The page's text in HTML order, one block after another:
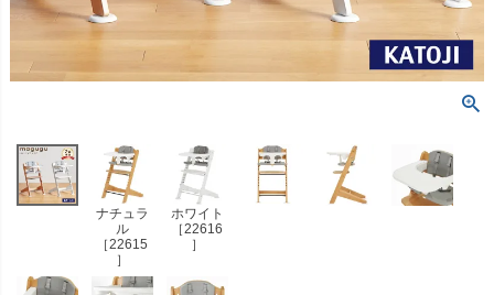
ナチュラ
ル
［22615
］
ホワイト
［22616
］